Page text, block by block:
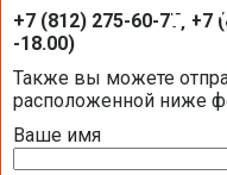
+7 (812) 275-60-77, +7
-18.00)
Также вы можете
расположенной ниже
Ваше имя